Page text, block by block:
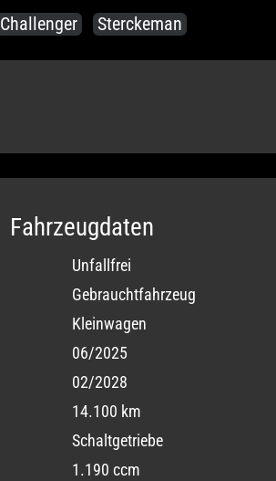
Challenger Sterckeman
Fahrzeugdaten
Unfallfrei
Gebrauchtfahrzeug
Kleinwagen
06/2025
02/2028
14.100 km
Schaltgetriebe
1.190 ccm